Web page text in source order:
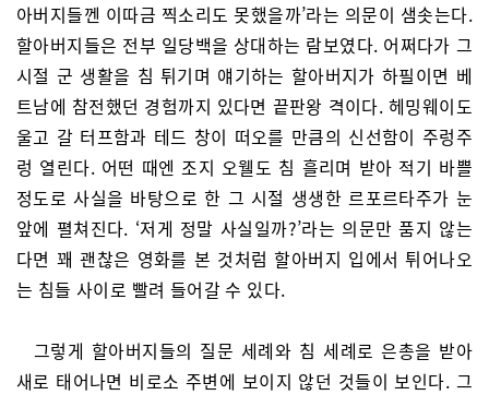
아버지들껜 이따금 찍소리도 못했을까’라는 의문이 샘솟는다.
할아버지들은 전부 일당백을 상대하는 람보였다. 어쩌다가 그
시절 군 생활을 침 튀기며 얘기하는 할아버지가 하필이면 베
트남에 참전했던 경험까지 있다면 끝판왕 격이다. 헤밍웨이도
울고 갈 터프함과 테드 창이 떠오를 만큼의 신선함이 주렁주
렁 열린다. 어떤 때엔 조지 오웰도 침 흘리며 받아 적기 바쁠
정도로 사실을 바탕으로 한 그 시절 생생한 르포르타주가 눈
앞에 펼쳐진다. ‘저게 정말 사실일까?’라는 의문만 품지 않는
다면 꽤 괜찮은 영화를 본 것처럼 할아버지 입에서 튀어나오
는 침들 사이로 빨려 들어갈 수 있다.
그렇게 할아버지들의 질문 세례와 침 세례로 은총을 받아
새로 태어나면 비로소 주변에 보이지 않던 것들이 보인다. 그